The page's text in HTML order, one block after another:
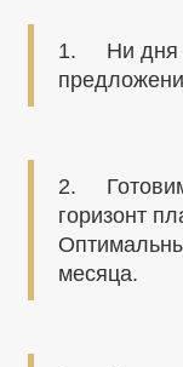
1. Ни дня
2.
горизонт
месяца.